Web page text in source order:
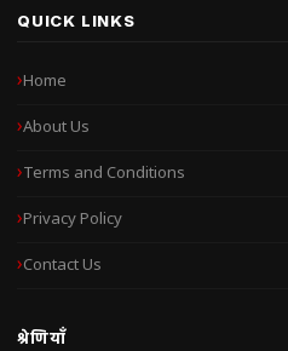
QUICK LINKS
Home
About Us
Terms and Conditions
Privacy Policy
Contact Us
श्रेणियाँ